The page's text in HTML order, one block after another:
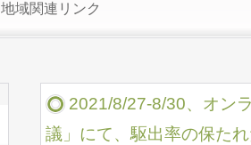
地域関連リンク
2021/8/27-8/30、オン
議」にて、駆出率の保た